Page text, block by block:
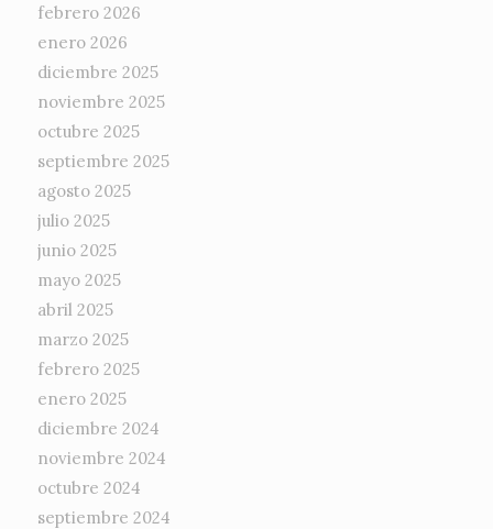
febrero 2026
enero 2026
diciembre 2025
noviembre 2025
octubre 2025
septiembre 2025
agosto 2025
julio 2025
junio 2025
mayo 2025
abril 2025
marzo 2025
febrero 2025
enero 2025
diciembre 2024
noviembre 2024
octubre 2024
septiembre 2024